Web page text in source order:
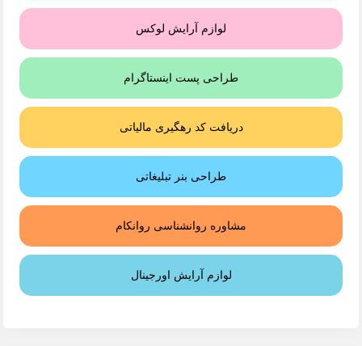
لوازم آرایش لوکس
طراحی پست اینستاگرام
دریافت کد رهگیری مالیاتی
طراحی بنر تبلیغاتی
مشاوره روانشناسی روانکام
لوازم آرایش اورجینال